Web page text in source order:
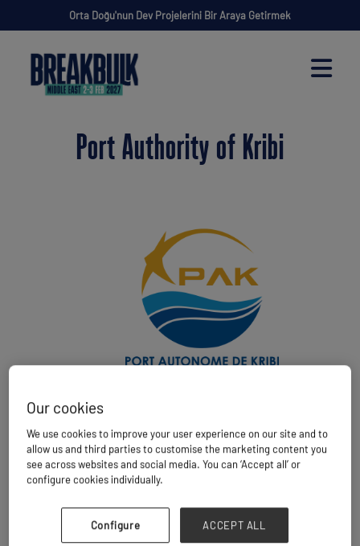
Orta Doğu'nun Dev Projelerini Bir Araya Getirmek
Port Authority of Kribi
Güney Afrika’nın kesişme noktasında ideal bir
konuma sahiptir ve olağanüstü denizcilik ve
batimetrik avantajlara sahiptir.
çerçevesinde doğal bir merkez haline
Our cookies
We use cookies to improve your user experience on our site and to
allow us and third parties to customise the marketing content you
see across websites and social media. You can ‘Accept all’ or
configure cookies individually.
Configure ACCEPT ALL